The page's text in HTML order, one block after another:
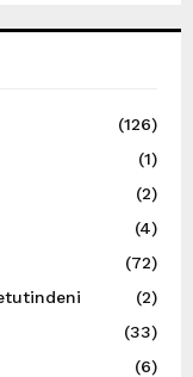
(126)
(1)
(2)
(4)
(72)
(2)
(33)
(6)